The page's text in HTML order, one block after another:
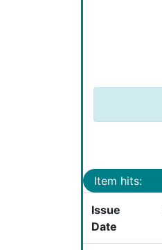
Item hits:
Issue
Date